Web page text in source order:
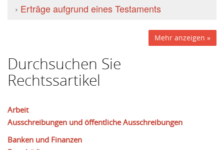
› Erträge aufgrund eines Testaments
Mehr anzeigen »
Durchsuchen Sie
Rechtssartikel
Arbeit
Ausschreibungen und öffentliche Ausschreibungen
Banken und Finanzen